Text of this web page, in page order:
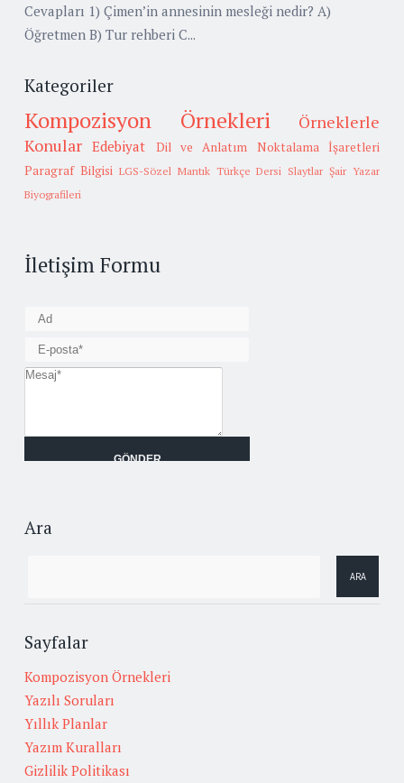
Cevapları 1) Çimen’in annesinin mesleği nedir? A)
Öğretmen B) Tur rehberi C...
Kategoriler
Kompozisyon Örnekleri
Örneklerle
Konular Edebiyat Dil ve Anlatım
Noktalama İşaretleri
Paragraf Bilgisi LGS-Sözel Mantık Türkçe Dersi Slaytlar Şair Yazar
Biyografileri
İletişim Formu
Ara
Sayfalar
Kompozisyon Örnekleri
Yazılı Soruları
Yıllık Planlar
Yazım Kuralları
Gizlilik Politikası